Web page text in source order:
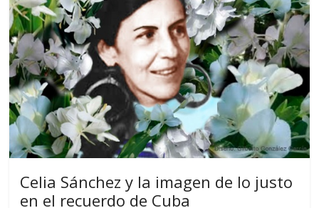
Celia Sánchez y la imagen de lo justo
en el recuerdo de Cuba